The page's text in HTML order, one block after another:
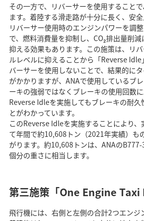
その一方で、リバーサーを使用すること
ます。着陸する滑走路が十分に長く、安全
リバーサー使用時のエンジンパワーを調
で、燃料消費量を抑制し、CO₂排出量削
抑える効果もあります。この施策は、リ
ルレベルに抑えることから「Reverse Idle
バーサーを使用しないことで、結果的に
がかかりますが、ANAで使用しているブ
ーキの強弱ではなくブレーキの使用回数に
Reverse Idleを実施してもブレーキの耐久
とがわかっています。
このReverse Idleを実施することにより
て年間で約10,608トン（2021年実績）も
がります。約10,608トンは、ANAの
個分の重さに相当します。
第三施策「One Engine Taxi
飛行機には、右側と左側の合計2つエンジ